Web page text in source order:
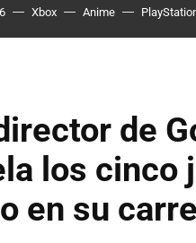
Xbox Anime
de
los cinco
en su